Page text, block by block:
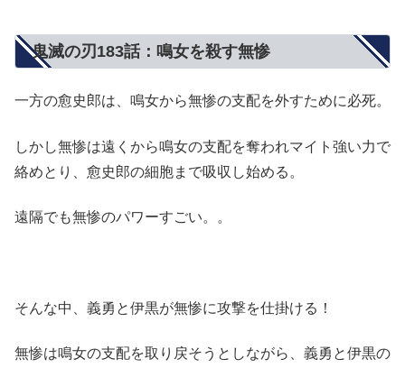
鬼滅の刃183話：鳴女を殺す無惨
一方の愈史郎は、鳴女から無惨の支配を外すために必死。
しかし無惨は遠くから鳴女の支配を奪われマイト強い力で
絡めとり、愈史郎の細胞まで吸収し始める。
遠隔でも無惨のパワーすごい。。
そんな中、義勇と伊黒が無惨に攻撃を仕掛ける！
無惨は鳴女の支配を取り戻そうとしながら、義勇と伊黒の